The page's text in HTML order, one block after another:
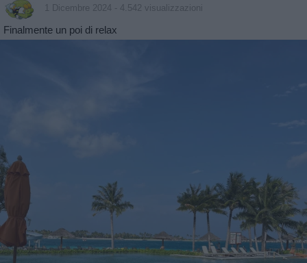
1 Dicembre 2024 - 4.542 visualizzazioni
Finalmente un poi di relax